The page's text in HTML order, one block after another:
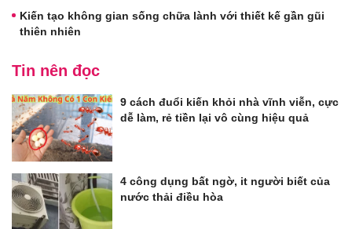
Kiến tạo không gian sống chữa lành với thiết kế gần gũi
thiên nhiên
Tin nên đọc
9 cách đuổi kiến khỏi nhà vĩnh viễn, cực
dễ làm, rẻ tiền lại vô cùng hiệu quả
4 công dụng bất ngờ, it người biết của
nước thải điều hòa